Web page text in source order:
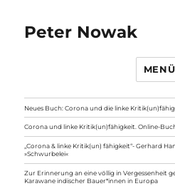
Peter Nowak
MENÜ
Neues Buch: Corona und die linke
Corona und linke Kritik(un)fähigkeit. Online-
„Corona & linke Kritik(un) fähigkeit“- Gerhard
»Schwurbelei«
Zur Erinnerung an eine völlig in Vergessenheit
Karawane indischer Bauer*innen in Europa